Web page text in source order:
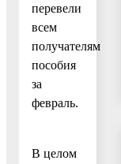
перевели
всем
получателям
пособия
за
февраль.
В целом